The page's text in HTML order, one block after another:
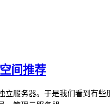
间推荐
服务器。于是我们看到有